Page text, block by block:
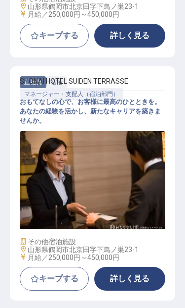
勤務地
山形県鶴岡市北京田字下鳥ノ巣23-1
給与
月給／250,000円～450,000円
キープする 詳しく見る
正社員
宿泊
マネージャー・支配人（宿泊部門）
マネジメント スタッフ
SHONAI HOTEL SUIDEN TERRASSE
おもてなしの心で、お客様に最高のひとときを。
あなたの経験を活かし、新たなキャリアを築きま
せんか。
施設業態
その他宿泊施設
勤務地
山形県鶴岡市北京田字下鳥ノ巣23-1
給与
月給／250,000円～450,000円
キープする 詳しく見る